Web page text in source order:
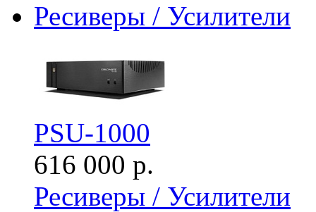
Ресиверы / Усилители
PSU-1000
616 000 р.
Ресиверы / Усилители